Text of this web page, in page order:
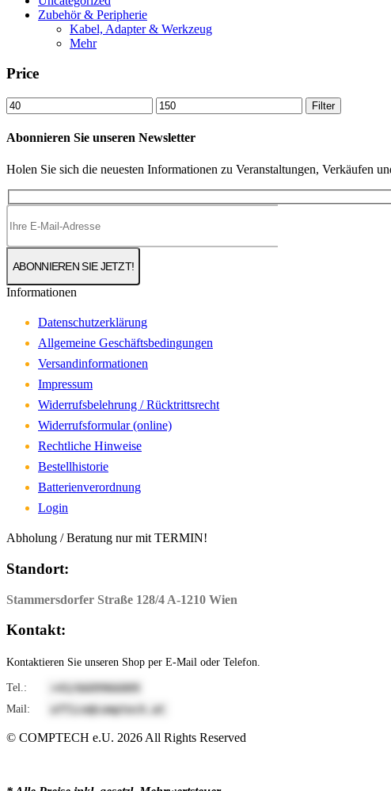
Zubehör & Peripherie
Kabel, Adapter & Werkzeug
Mehr
Price
Min.
Preis
Max.
Preis
Filter
Abonnieren Sie unseren Newsletter
Holen Sie sich die neuesten Informationen zu Veranstaltungen, Verkäufen
Informationen
Datenschutzerklärung
Allgemeine Geschäftsbedingungen
Versandinformationen
Impressum
Widerrufsbelehrung / Rücktrittsrecht
Widerrufsformular (online)
Rechtliche Hinweise
Bestellhistorie
Batterienverordnung
Login
Abholung / Beratung nur mit TERMIN!
Standort:
Stammersdorfer Straße 128/4 A-1210 Wien
Kontakt:
Kontaktieren Sie unseren Shop per E-Mail oder Telefon.
Tel.: 9006699066/34+
Mail: ta.hcetpmoc@eciffo
© COMPTECH e.U. 2026 All Rights Reserved